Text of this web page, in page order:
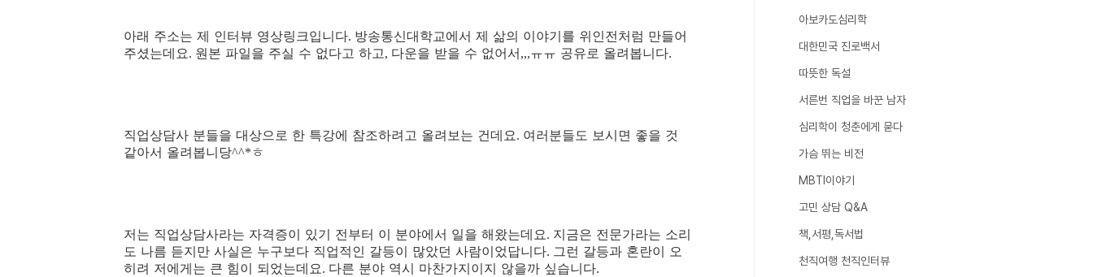
아래 주소는 제 인터뷰 영상링크입니다. 방송통신대학교에서 제 삶의 이야기를 위인전처럼 만들어
주셨는데요. 원본 파일을 주실 수 없다고 하고, 다운을 받을 수 없어서,,,ㅠㅠ 공유로 올려봅니다.
직업상담사 분들을 대상으로 한 특강에 참조하려고 올려보는 건데요. 여러분들도 보시면 좋을 것
같아서 올려봅니당^^*ㅎ
저는 직업상담사라는 자격증이 있기 전부터 이 분야에서 일을 해왔는데요. 지금은 전문가라는 소리
도 나름 듣지만 사실은 누구보다 직업적인 갈등이 많았던 사람이었답니다. 그런 갈등과 혼란이 오
히려 저에게는 큰 힘이 되었는데요. 다른 분야 역시 마찬가지이지 않을까 싶습니다.
아보카도심리학
대한민국 진로백서
따뜻한 독설
서른번 직업을 바꾼 남자
심리학이 청춘에게 묻다
가슴 뛰는 비전
MBTI이야기
고민 상담 Q&A
책,서평,독서법
천직여행 천직인터뷰